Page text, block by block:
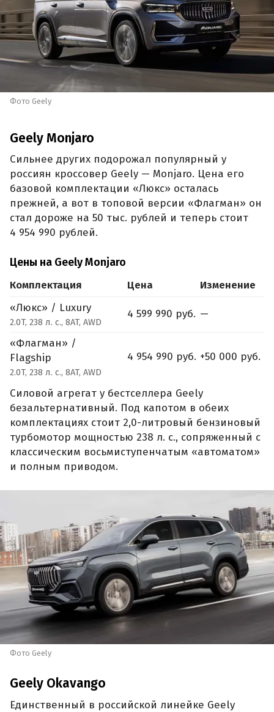
Фото Geely
Geely Monjaro
Сильнее других подорожал популярный у
россиян кроссовер Geely — Monjaro. Цена его
базовой комплектации «Люкс» осталась
прежней, а вот в топовой версии «Флагман» он
стал дороже на 50 тыс. рублей и теперь стоит
4 954 990 рублей.
Цены на Geely Monjaro
Комплектация Цена
Изменение
«Люкс» / Luxury
2.0T, 238 л. с., 8AT, AWD
4 599 990 руб. —
«Флагман» /
Flagship
2.0T, 238 л. с., 8AT, AWD
4 954 990 руб. +50 000 руб.
Силовой агрегат у бестселлера Geely
безальтернативный. Под капотом в обеих
комплектациях стоит 2,0-литровый бензиновый
турбомотор мощностью 238 л. с., сопряженный с
классическим восьмиступенчатым «автоматом»
и полным приводом.
Фото Geely
Geely Okavango
Единственный в российской линейке Geely